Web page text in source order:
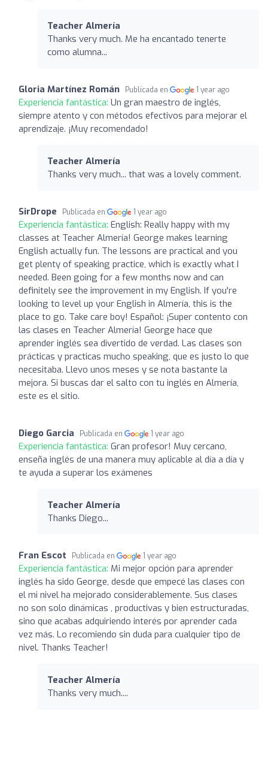
Teacher Almería
Thanks very much. Me ha encantado tenerte
como alumna...
Gloria Martínez Román Publicada en 1 year ago
Experiencia fantástica: Un gran maestro de inglés,
siempre atento y con métodos efectivos para mejorar el
aprendizaje. ¡Muy recomendado!
Teacher Almería
Thanks very much... that was a lovely comment.
SirDrope Publicada en 1 year ago
Experiencia fantástica: English: Really happy with my
classes at Teacher Almería! George makes learning
English actually fun. The lessons are practical and you
get plenty of speaking practice, which is exactly what I
needed. Been going for a few months now and can
definitely see the improvement in my English. If you're
looking to level up your English in Almería, this is the
place to go. Take care boy! Español: ¡Super contento con
las clases en Teacher Almería! George hace que
aprender inglés sea divertido de verdad. Las clases son
prácticas y practicas mucho speaking, que es justo lo que
necesitaba. Llevo unos meses y se nota bastante la
mejora. Si buscas dar el salto con tu inglés en Almería,
este es el sitio.
Diego Garcia Publicada en 1 year ago
Experiencia fantástica: Gran profesor! Muy cercano,
enseña inglés de una manera muy aplicable al día a día y
te ayuda a superar los exámenes
Teacher Almería
Thanks Diego...
Fran Escot Publicada en 1 year ago
Experiencia fantástica: Mi mejor opción para aprender
inglés ha sido George, desde que empecé las clases con
el mi nivel ha mejorado considerablemente. Sus clases
no son solo dinámicas , productivas y bien estructuradas,
sino que acabas adquiriendo interés por aprender cada
vez más. Lo recomiendo sin duda para cualquier tipo de
nivel. Thanks Teacher!
Teacher Almería
Thanks very much....